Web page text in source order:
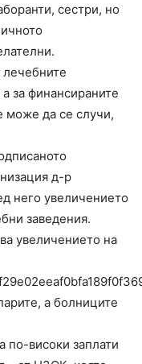
сестри, но
за финансираните
може да се случи,
д-р
него увеличението
заведения.
увеличението на
а болниците
по-високи заплати